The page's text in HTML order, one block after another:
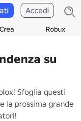
Crea Robux
Accedi
su
Sfoglia questi
la prossima grande